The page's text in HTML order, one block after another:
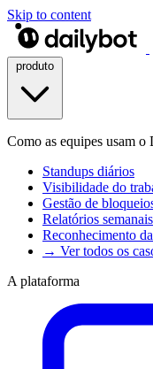
Skip to content
Como as equipes usam o
Standups diários
Visibilidade do
Gestão de
Relatórios semanais
Reconhecimento
→ Ver todos os
A plataforma